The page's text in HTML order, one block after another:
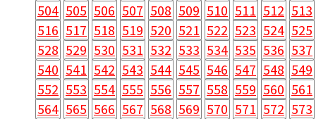
504 505 506 507 508 509 510 511 512 513
516 517 518 519 520 521 522 523 524 525
528 529 530 531 532 533 534 535 536 537
540 541 542 543 544 545 546 547 548 549
552 553 554 555 556 557 558 559 560 561
564 565 566 567 568 569 570 571 572 573